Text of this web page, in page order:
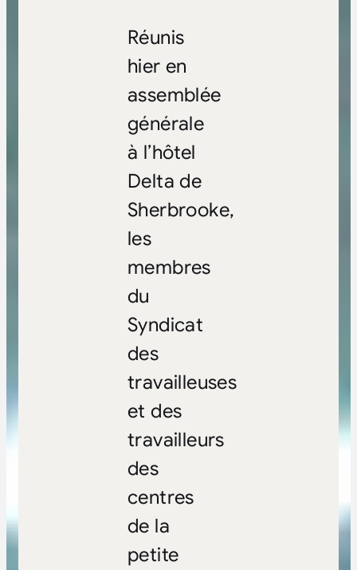
Réunis
hier en
assemblée
générale
à l’hôtel
Delta de
Sherbrooke,
les
membres
du
Syndicat
des
travailleuses
et des
travailleurs
des
centres
de la
petite